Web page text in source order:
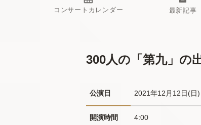
コンサートカレンダー 最新記事
300人の「第九」の
公演日 2021年12月12日(日)
開演時間 4:00